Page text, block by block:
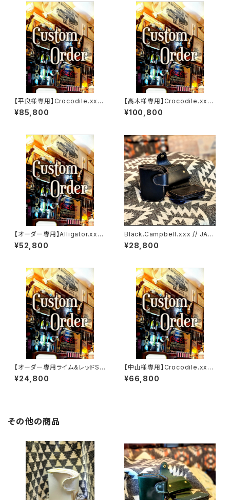
【平良様専用】Crocodile.xxx.
ORIENTAL-BLUE.Edition// J
ACK.RIDE.MSW
¥85,800
【高木様専用】Crocodile.xx
x."HIMARAYA".Edition// JAC
K.RIDE.SSW
¥100,800
【オーダー専用】Alligator.xxx.
Peacock,Blue.Edition// JA
CK.RIDE.SSW
¥52,800
Black.Campbell.xxx // JAC
K.RIDE.SSW
¥28,800
【オーダー専用ライム&レッドSS
W
¥24,800
【中山様専用】Crocodile.xxx.
Edition// JACK.RIDE.SSW
¥66,800
その他の商品